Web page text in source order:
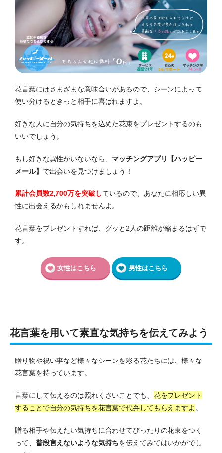
花言葉にはさまざまな意味合いがあるので、シーンによって
使い分けるときっと相手に喜ばれますよ。
好きな人に自分の気持ちを込めた花束をプレゼントするのも
いいでしょう。
もし好きな異性がいないなら、 マッチングアプリ【ハッピー
メール】 で出会いを見つけましょう！
累計会員数2,700万を突破しているので、あなたに相応しい異
性に出会えるかもしれませんよ。
花言葉をプレゼントすれば、グッと2人の距離が縮まるはずで
す。
女性はこちら 男性はこちら
花言葉を用いて素直な気持ちを伝えてみよう
贈り物や祝い事など様々なシーンを彩る花たちには、様々な
花言葉を持っています。
言葉にして伝えるのは照れくさいことでも、 花をプレゼント
することで自分の気持ちを花言葉で代弁してもらえますよ 。
贈る相手や伝えたい気持ちに合わせてぴったりの花束をつく
って、 普段言えないような気持ちを伝えてみてはいかがでし